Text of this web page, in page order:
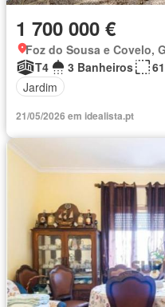
1 700 000 €
Foz do Sousa e Covelo,
T4
3 Banheiros
Jardim
21/05/2026 em idealista.pt